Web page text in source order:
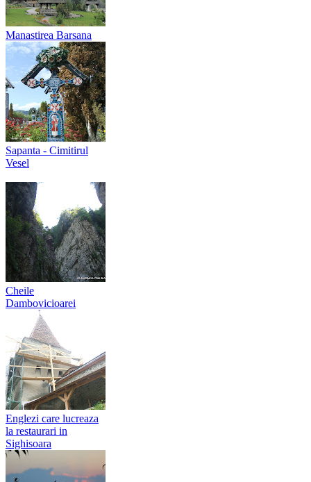
Manastirea Barsana
Sapanta - Cimitirul
Vesel
Cheile
Dambovicioarei
Englezi care lucreaza
la restaurari in
Sighisoara